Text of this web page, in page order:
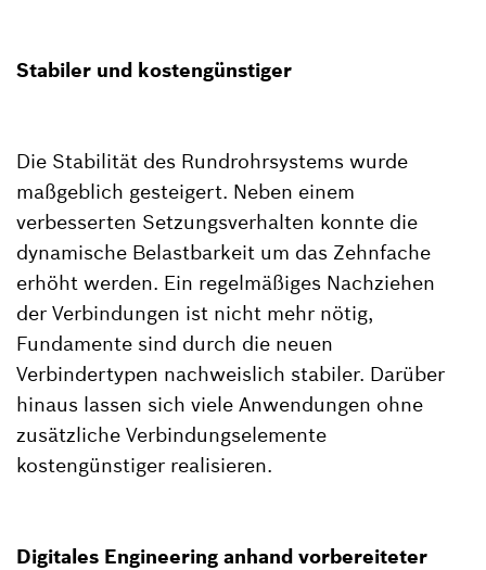
Stabiler und kostengünstiger
Die Stabilität des Rundrohrsystems wurde
maßgeblich gesteigert. Neben einem
verbesserten Setzungsverhalten konnte die
dynamische Belastbarkeit um das Zehnfache
erhöht werden. Ein regelmäßiges Nachziehen
der Verbindungen ist nicht mehr nötig,
Fundamente sind durch die neuen
Verbindertypen nachweislich stabiler. Darüber
hinaus lassen sich viele Anwendungen ohne
zusätzliche Verbindungselemente
kostengünstiger realisieren.
Digitales Engineering anhand vorbereiteter